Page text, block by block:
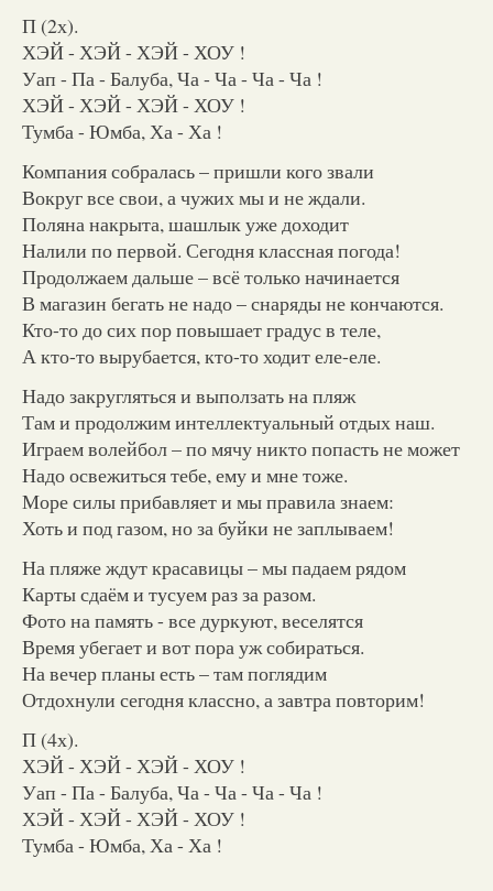
П (2х).
ХЭЙ - ХЭЙ - ХЭЙ - ХОУ !
Уап - Па - Балуба, Ча - Ча - Ча - Ча !
ХЭЙ - ХЭЙ - ХЭЙ - ХОУ !
Тумба - Юмба, Ха - Ха !
Компания собралась – пришли кого звали
Вокруг все свои, а чужих мы и не ждали.
Поляна накрыта, шашлык уже доходит
Налили по первой. Сегодня классная погода!
Продолжаем дальше – всё только начинается
В магазин бегать не надо – снаряды не кончаются.
Кто-то до сих пор повышает градус в теле,
А кто-то вырубается, кто-то ходит еле-еле.
Надо закругляться и выползать на пляж
Там и продолжим интеллектуальный отдых наш.
Играем волейбол – по мячу никто попасть не может
Надо освежиться тебе, ему и мне тоже.
Море силы прибавляет и мы правила знаем:
Хоть и под газом, но за буйки не заплываем!
На пляже ждут красавицы – мы падаем рядом
Карты сдаём и тусуем раз за разом.
Фото на память - все дуркуют, веселятся
Время убегает и вот пора уж собираться.
На вечер планы есть – там поглядим
Отдохнули сегодня классно, а завтра повторим!
П (4х).
ХЭЙ - ХЭЙ - ХЭЙ - ХОУ !
Уап - Па - Балуба, Ча - Ча - Ча - Ча !
ХЭЙ - ХЭЙ - ХЭЙ - ХОУ !
Тумба - Юмба, Ха - Ха !